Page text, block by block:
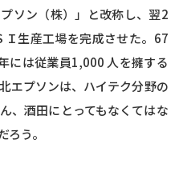
ソン（株）」と改称し、翌2
生産工場を完成させた。67
には従業員1,000 人を擁する
エプソンは、ハイテク分野の
、酒田にとってもなくてはな
う。